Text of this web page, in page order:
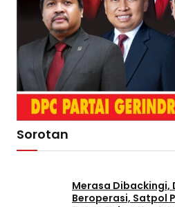
Sorotan
Merasa Dibackingi,
Beroperasi, Satpol